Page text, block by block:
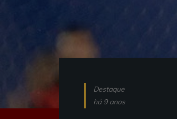
Destaque
há 9 anos